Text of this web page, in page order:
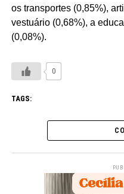
os transportes (0,85%),
vestuário (0,68%), a
(0,08%).
0
TAGS: